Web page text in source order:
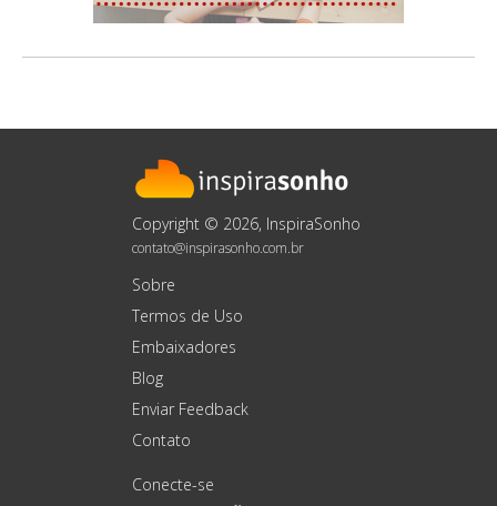
Copyright © 2026, InspiraSonho
contato@inspirasonho.com.br
Sobre
Termos de Uso
Embaixadores
Blog
Enviar Feedback
Contato
Conecte-se